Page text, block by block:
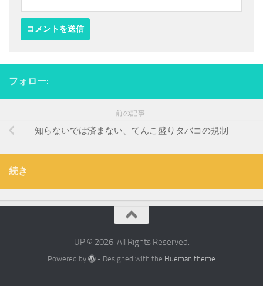
フォロー:
前の記事
知らないでは済まない、てんこ盛りタバコの規制
続き
UP © 2026. All Rights Reserved.
Powered by - Designed with the Hueman theme